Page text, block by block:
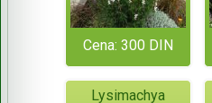
Cena: 300 DIN
Lysimachya